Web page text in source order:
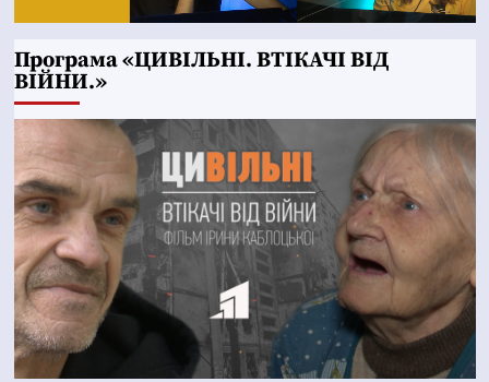
Програма «ЦИВІЛЬНІ. ВТІКАЧІ ВІД
ВІЙНИ.»